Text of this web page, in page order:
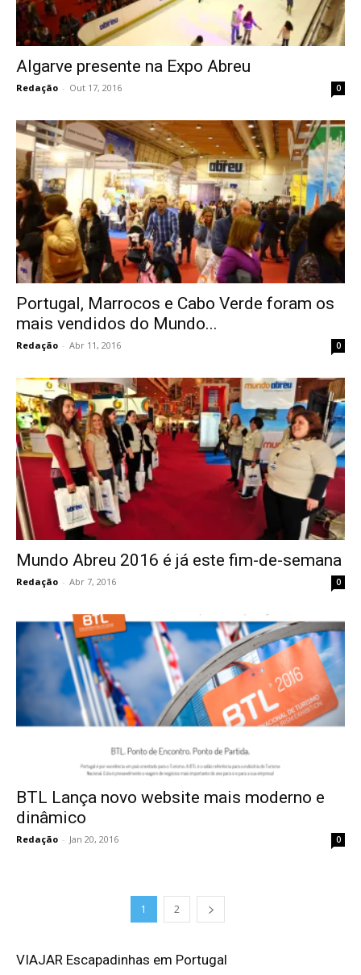
Algarve presente na Expo Abreu
Redação - Out 17, 2016 0
Portugal, Marrocos e Cabo Verde foram os
mais vendidos do Mundo...
Redação - Abr 11, 2016 0
Mundo Abreu 2016 é já este fim-de-semana
Redação - Abr 7, 2016 0
BTL Lança novo website mais moderno e
dinâmico
Redação - Jan 20, 2016 0
1 2
VIAJAR Escapadinhas em Portugal